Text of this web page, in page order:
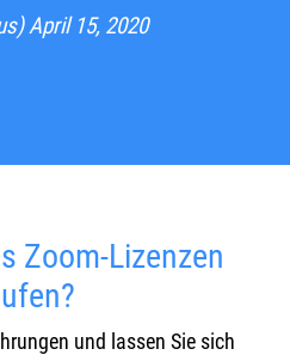
April 15, 2020
Zoom-Lizenzen
und lassen Sie sich